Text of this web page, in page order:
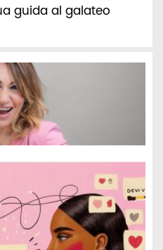
guida al galateo